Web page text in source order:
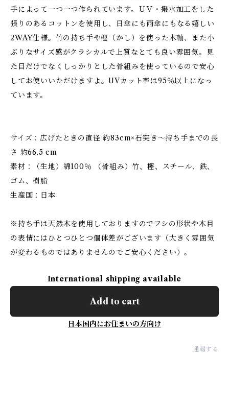
手によって一つ一つ作られています。ＵＶ・撥水加工をした
張りのあるコットンを使用し、日傘にも雨傘にもなる嬉しい
2WAY仕様。竹の持ち手や樫（かし）を使った木軸、また小
ぶりなサイズ感がクラシカルで上質なとても良い雰囲気。見
た目だけでなくしっかりとした骨組みを使っているので安心
してお使いいただけますよ。UVカット率は95％以上になっ
ています。
サイズ：広げたときの直径 約83cm×石突き～持ち手までの長
さ 約66.5 cm
素材：（生地）綿100％ （骨組み）竹、樫、スチール、鉄、
ゴム、樹脂
生産国：日本
※持ち手は天然木を使用しておりますのでフシの形状や木目
の表情にはひとつひとつ個体差がございます（大きく雰囲気
が変わるものではありませんのでご安心ください）。
International shipping available
Add to cart
日本国内にお住まいの方向け
通報する